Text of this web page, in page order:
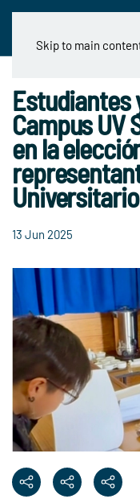
Skip to main
Estudiantes
Campus UV
en la
Universitario
13 Jun 2025